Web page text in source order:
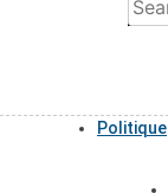
Politique